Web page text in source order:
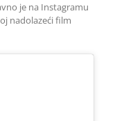
je na Instagramu
nadolazeći film